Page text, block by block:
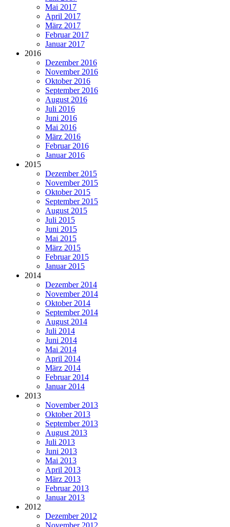
Mai 2017
April 2017
März 2017
Februar 2017
Januar 2017
2016
Dezember 2016
November 2016
Oktober 2016
September 2016
August 2016
Juli 2016
Juni 2016
Mai 2016
März 2016
Februar 2016
Januar 2016
2015
Dezember 2015
November 2015
Oktober 2015
September 2015
August 2015
Juli 2015
Juni 2015
Mai 2015
März 2015
Februar 2015
Januar 2015
2014
Dezember 2014
November 2014
Oktober 2014
September 2014
August 2014
Juli 2014
Juni 2014
Mai 2014
April 2014
März 2014
Februar 2014
Januar 2014
2013
November 2013
Oktober 2013
September 2013
August 2013
Juli 2013
Juni 2013
Mai 2013
April 2013
März 2013
Februar 2013
Januar 2013
2012
Dezember 2012
November 2012